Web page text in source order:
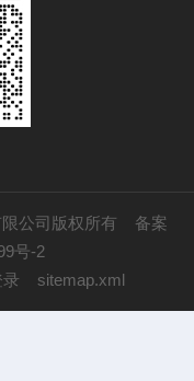
限公司版权所有 备案
号-2
sitemap.xml